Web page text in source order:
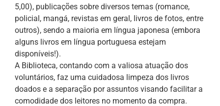
5,00), publicações sobre diversos temas (romance,
policial, mangá, revistas em geral, livros de fotos, entre
outros), sendo a maioria em língua japonesa (embora
alguns livros em língua portuguesa estejam
disponíveis!).
A Biblioteca, contando com a valiosa atuação dos
voluntários, faz uma cuidadosa limpeza dos livros
doados e a separação por assuntos visando facilitar a
comodidade dos leitores no momento da compra.